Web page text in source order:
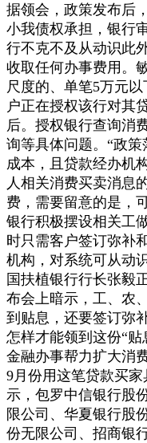
据领会，政策发布后
小我债权承担，银行
行不克不及从动识此
收取任何办事费用。
尺度的、单笔5万元
户正在授权该行对其
后。授权银行查询消
询等具体问题。“政
成本，且贷款经办机
人相关消费买卖消息
费，需要留意的是，
银行积极摆设相关工
时只需客户签订弥补
机构，对系统可从动
国扶植银行行长张毅
布会上暗示，工、农
到贴息，还要签订弥
怎样才能领到这份“
金融办事帮力扩大消
9月份用这笔贷款买
示，包罗中信银行股
限公司、华夏银行股
份无限公司、招商银